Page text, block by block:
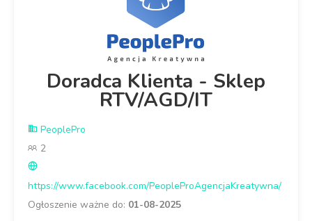
Doradca Klienta - Sklep
RTV/AGD/IT
PeoplePro
2
https://www.facebook.com/PeopleProAgencjaKreatywna/
Ogłoszenie ważne do: 01-08-2025